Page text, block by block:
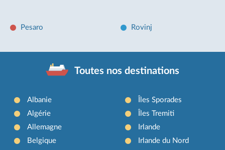
Pesaro Rovinj
Toutes nos destinations
Albanie
Algérie
Allemagne
Belgique
Îles Sporades
Îles Tremiti
Irlande
Irlande du Nord